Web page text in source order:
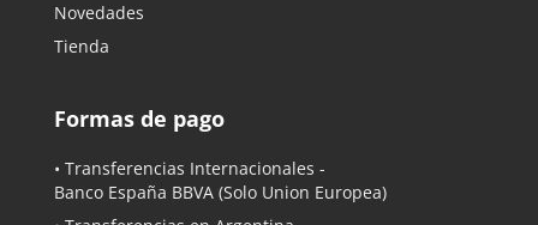
Novedades
Tienda
Formas de pago
• Transferencias Internacionales -
Banco España BBVA (Solo Union Europea)